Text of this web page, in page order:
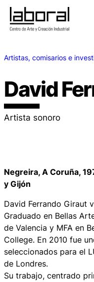
Artistas, comisarios e
David
Artista sonoro
Negreira, A Coruña,
y Gijón
David Ferrando Giraut
Graduado en Bellas
de Valencia y MFA en
College. En 2010 fue
seleccionados para el
de Londres.
Su trabajo, centrado